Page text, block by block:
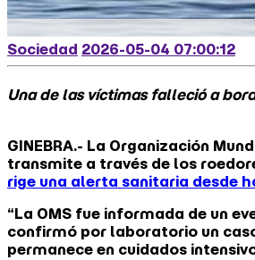
Sociedad 2026-05-04 07:00:12
Una de las víctimas falleció a
GINEBRA.- La Organización
transmite a través de los
rige una alerta sanitaria desde
“La OMS fue informada de un
confirmó por laboratorio un
permanece en cuidados